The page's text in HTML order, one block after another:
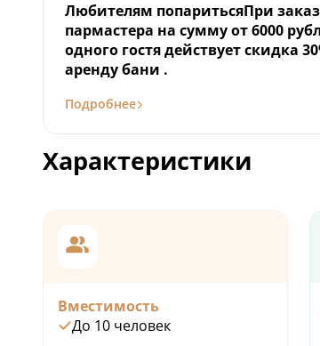
Любителям попаритьсяПри
пармастера на сумму от 6000
одного гостя действует скидка
аренду бани .
Подробнее
Характеристики
Вместимость
До 10 человек